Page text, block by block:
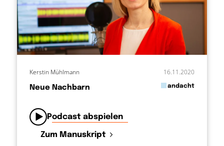
Neue Nachbarn
16.11.2020
inandacht
Kerstin Mühlmann
Podcast abspielen
Zum Manuskript